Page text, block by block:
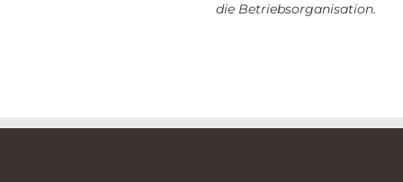
die Betriebsorganisation.